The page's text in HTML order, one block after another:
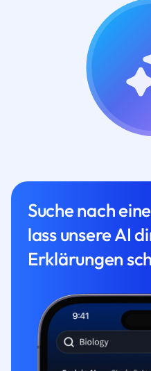
Suche nach
lass unsere AI
Erklärungen